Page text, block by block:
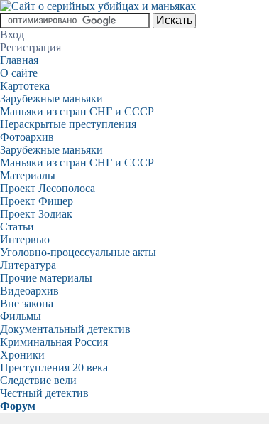
Вход
Регистрация
Главная
О сайте
Картотека
Зарубежные маньяки
Маньяки из стран СНГ и СССР
Нераскрытые преступления
Фотоархив
Зарубежные маньяки
Маньяки из стран СНГ и СССР
Материалы
Проект Лесополоса
Проект Фишер
Проект Зодиак
Статьи
Интервью
Уголовно-процессуальные акты
Литература
Прочие материалы
Видеоархив
Вне закона
Фильмы
Документальный детектив
Криминальная Россия
Хроники
Преступления 20 века
Следствие вели
Честный детектив
Форум